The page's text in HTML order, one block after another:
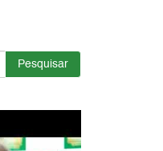
Pesquisar